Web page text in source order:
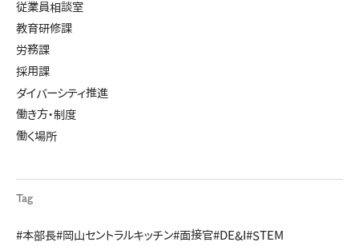
従業員相談室
教育研修課
労務課
採用課
ダイバーシティ推進
働き方・制度
働く場所
Tag
#本部長#岡山セントラルキッチン#面接官#DE&I #STEM